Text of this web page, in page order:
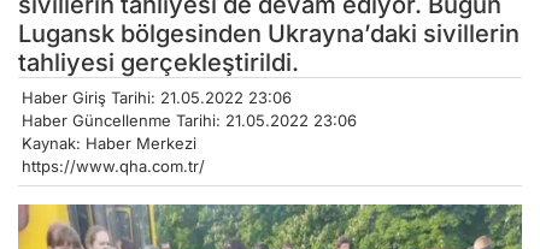
Lugansk bölgesinden Ukrayna’daki sivillerin
tahliyesi gerçekleştirildi.
Haber Giriş Tarihi: 21.05.2022 23:06
Haber Güncellenme Tarihi: 21.05.2022 23:06
Kaynak: Haber Merkezi
https://www.qha.com.tr/